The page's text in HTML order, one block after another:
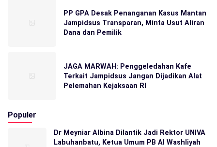
PP GPA Desak Penanganan Kasus Mantan
Jampidsus Transparan, Minta Usut Aliran
Dana dan Pemilik
JAGA MARWAH: Penggeledahan Kafe
Terkait Jampidsus Jangan Dijadikan Alat
Pelemahan Kejaksaan RI
Populer
Dr Meyniar Albina Dilantik Jadi Rektor UNIVA
Labuhanbatu, Ketua Umum PB Al Washliyah